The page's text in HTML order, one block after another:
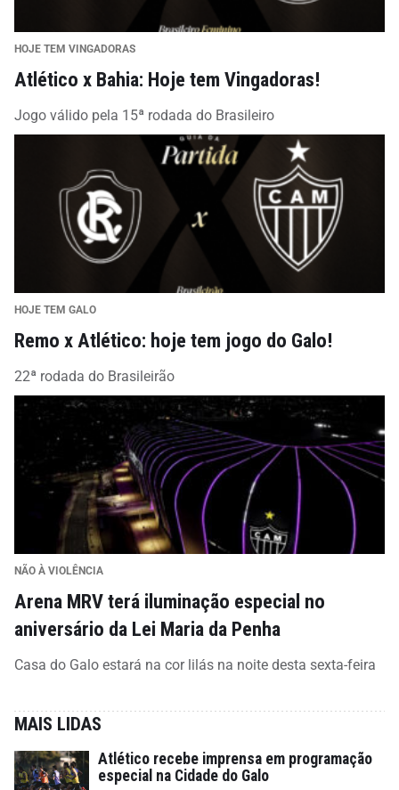
HOJE TEM VINGADORAS
Atlético x Bahia: Hoje tem Vingadoras!
Jogo válido pela 15ª rodada do Brasileiro
HOJE TEM GALO
Remo x Atlético: hoje tem jogo do Galo!
22ª rodada do Brasileirão
NÃO À VIOLÊNCIA
Arena MRV terá iluminação especial no
aniversário da Lei Maria da Penha
Casa do Galo estará na cor lilás na noite desta sexta-feira
MAIS LIDAS
Atlético recebe imprensa em programação
especial na Cidade do Galo